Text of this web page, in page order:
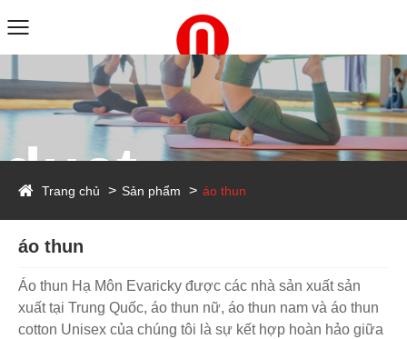
Trang chủ Sản phẩm áo thun
áo thun
Áo thun Hạ Môn Evaricky được các nhà sản xuất sản
xuất tại Trung Quốc, áo thun nữ, áo thun nam và áo thun
cotton Unisex của chúng tôi là sự kết hợp hoàn hảo giữa